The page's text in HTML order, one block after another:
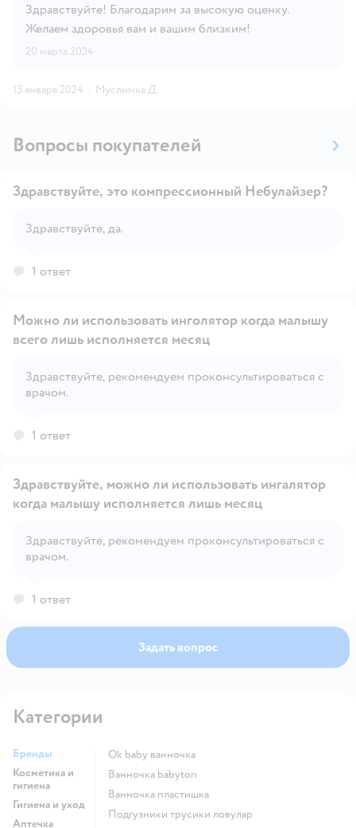
Здравствуйте! Благодарим за высокую оценку.
Желаем здоровья вам и вашим близким!
20 марта 2024
13 января 2024 · Муслимка Д.
Вопросы покупателей
Здравствуйте, это компрессионный Небулайзер?
Здравствуйте, да.
1 ответ
Открыть вопрос
Можно ли использовать инголятор когда малышу
всего лишь исполняется месяц
Здравствуйте, рекомендуем проконсультироваться с
врачом.
1 ответ
Открыть вопрос
Здравствуйте, можно ли использовать ингалятор
когда малышу исполняется лишь месяц
Здравствуйте, рекомендуем проконсультироваться с
врачом.
1 ответ
Задать вопрос
Категории
Бренды
Косметика и
гигиена
Гигиена и уход
Аптечка
ok baby ванночка
ванночка babyton
ванночка пластишка
подгузники трусики ловулар